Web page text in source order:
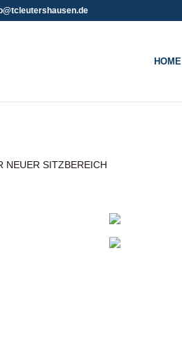
HOME
NEUER SITZBEREICH